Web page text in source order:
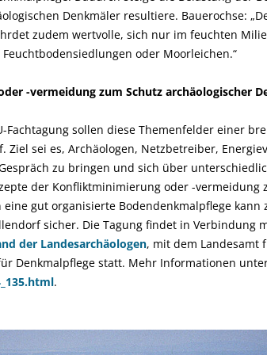
Denkmäler resultiere. Bauerochse:
zudem wertvolle, sich nur im feuchten
oder Moorleichen.“
-vermeidung zum Schutz archäologischer
Fachtagung sollen diese Themenfelder einer
Ziel sei es, Archäologen, Netzbetreiber,
zu bringen und sich über
der Konfliktminimierung oder -vermeidung
gut organisierte Bodendenkmalpflege kann
sicher. Die Tagung findet in Verbindung
der Landesarchäologen, mit dem Landesamt
Denkmalpflege statt. Mehr Informationen
.